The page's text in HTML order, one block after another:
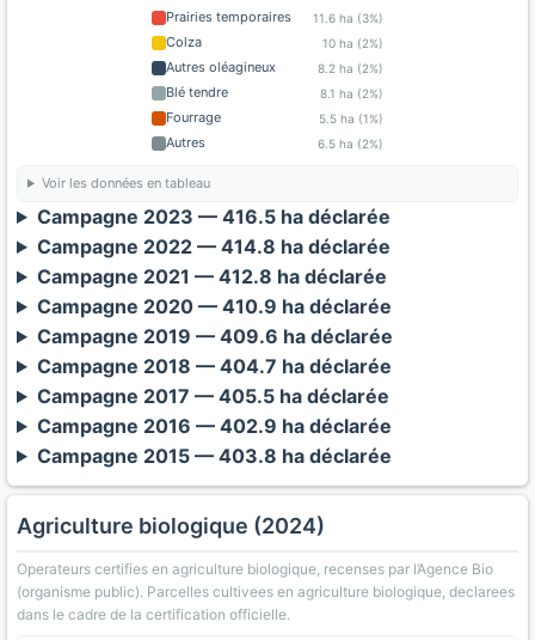
Prairies temporaires 11.6 ha (3%)
Colza 10 ha (2%)
Autres oléagineux 8.2 ha (2%)
Blé tendre 8.1 ha (2%)
Fourrage 5.5 ha (1%)
Autres 6.5 ha (2%)
Voir les données en tableau
Campagne 2023 — 416.5 ha déclarée
Campagne 2022 — 414.8 ha déclarée
Campagne 2021 — 412.8 ha déclarée
Campagne 2020 — 410.9 ha déclarée
Campagne 2019 — 409.6 ha déclarée
Campagne 2018 — 404.7 ha déclarée
Campagne 2017 — 405.5 ha déclarée
Campagne 2016 — 402.9 ha déclarée
Campagne 2015 — 403.8 ha déclarée
Agriculture biologique (2024)
Operateurs certifies en agriculture biologique, recenses par l’Agence Bio
(organisme public). Parcelles cultivees en agriculture biologique, declarees
dans le cadre de la certification officielle.